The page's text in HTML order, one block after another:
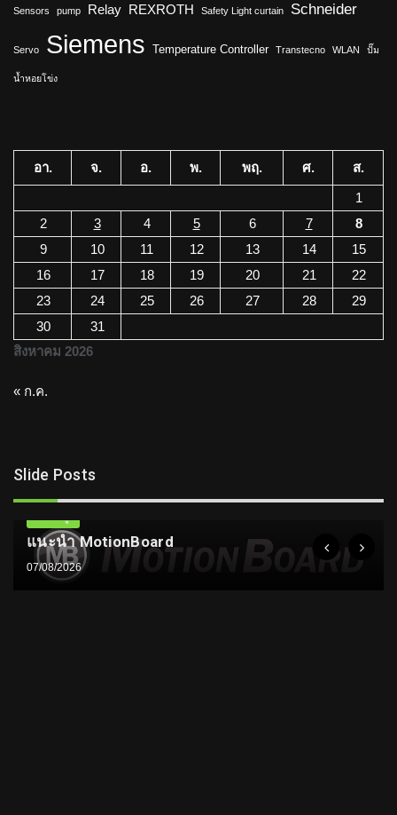
Sensors pump Relay REXROTH Safety Light curtain Schneider
Servo Siemens Temperature Controller Transtecno WLAN ปั๊ม
น้ำหอยโข่ง
สิงหาคม 2026
อา. จ. อ. พ. พฤ. ศ.
ส.
1
2
3 4 5 6 7
8
9
10 11 12 13 14
15
16
17 18 19 20 21
22
23
24 25 26 27 28
29
30
31
« ก.ค.
Slide Posts
แนะนำ MotionBoard
07/08/2026